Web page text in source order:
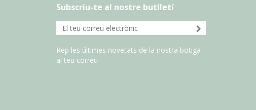
Subscriu-te al nostre butlletí
Rep les últimes novetats de la nostra botiga
al teu correu